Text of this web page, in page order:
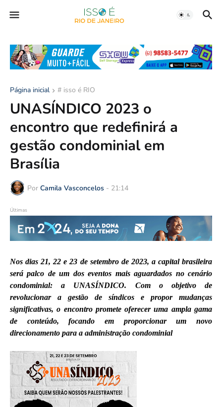
Página inicial # isso é RIO
UNASÍNDICO 2023 o
encontro que redefinirá a
gestão condominial em
Brasília
Por Camila Vasconcelos - 21:14
Últimas
Nos dias 21, 22 e 23 de setembro de 2023, a capital brasileira
será palco de um dos eventos mais aguardados no cenário
condominial: a UNASÍNDICO. Com o objetivo de
revolucionar a gestão de síndicos e propor mudanças
significativas, o encontro promete oferecer uma ampla gama
de conteúdo, focando em proporcionar um novo
direcionamento para a administração condominial